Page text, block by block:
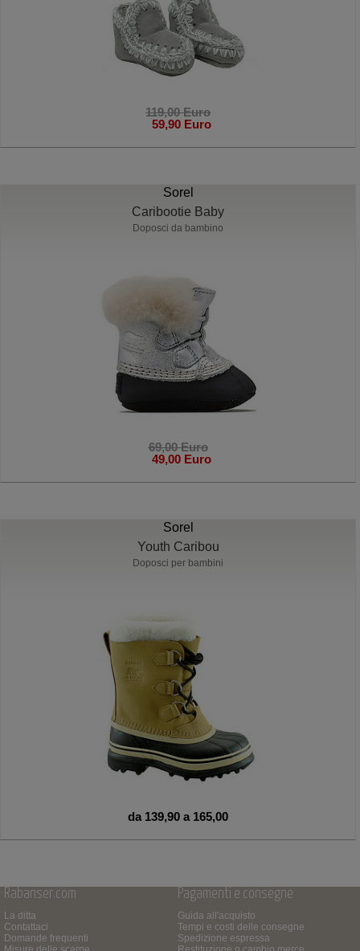
119,00 Euro
59,90 Euro
Sorel
Caribootie Baby
Doposci da bambino
69,00 Euro
49,00 Euro
Sorel
Youth Caribou
Doposci per bambini
da 139,90 a 165,00
Rabanser.com
La ditta
Contattaci
Domande frequenti
Pagamenti e consegne
Guida all'acquisto
Tempi e costi delle consegne
Spedizione espressa